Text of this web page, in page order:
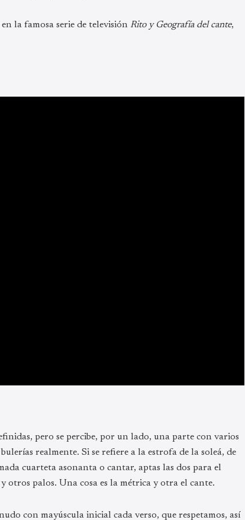
la famosa serie de televisión Rito y Geografía del cante,
pero se percibe, por un lado, una parte con varios
realmente. Si se refiere a la estrofa de la soleá, de
cuarteta asonanta o cantar, aptas las dos para el
otros palos. Una cosa es la métrica y otra el cante.
con mayúscula inicial cada verso, que respetamos, así